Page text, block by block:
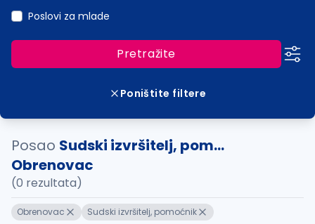
Poslovi za mlade
Pretražite
Poništite filtere
Posao Sudski izvršitelj, pom...
Obrenovac
(0 rezultata)
Obrenovac Sudski izvršitelj, pomoćnik